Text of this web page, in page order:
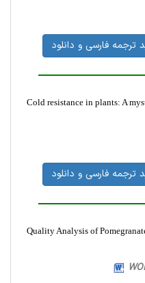
ترجمه فارسی و دانلود
Cold resistance in plants: A
ترجمه فارسی و دانلود
Quality Analysis of